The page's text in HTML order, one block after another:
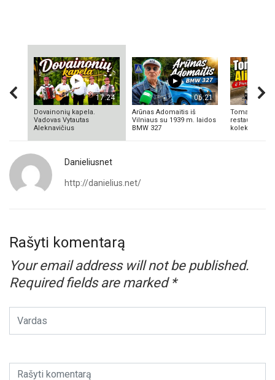
17:24
Dovainonių kapela.
Vadovas Vytautas
Aleknavičius
06:21
Arūnas Adomaitis iš
Vilniaus su 1939 m. laidos
BMW 327
Tomas
Danieliusnet
http://danielius.net/
Rašyti komentarą
Your email address will not be published.
Required fields are marked *